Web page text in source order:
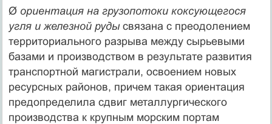
Ø ориентация на грузопотоки коксующегося
угля и железной рудысвязана с преодолением
территориального разрыва между сырьевыми
базами и производством в результате развития
транспортной магистрали, освоением новых
ресурсных районов, причем такая ориентация
предопределила сдвиг металлургического
производства к крупным морским портам